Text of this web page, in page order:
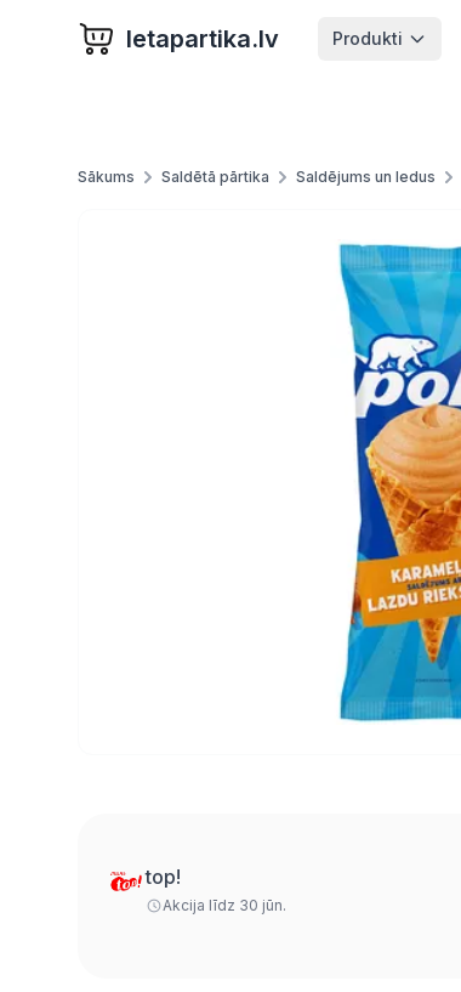
letapartika.lv Produkti
Sākums Saldētā pārtika Saldējums un ledus
top!
Akcija līdz 30 jūn.